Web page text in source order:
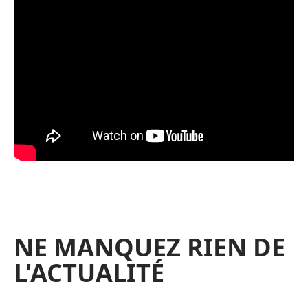
NE MANQUEZ RIEN DE
L'ACTUALITÉ